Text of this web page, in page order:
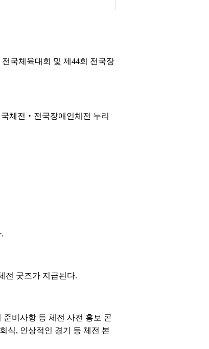
국체육대회 및 제44회 전국장
체전‧전국장애인체전 누리
전 굿즈가 지급된다.
비사항 등 체전 사전 홍보 콘
식, 인상적인 경기 등 체전 본